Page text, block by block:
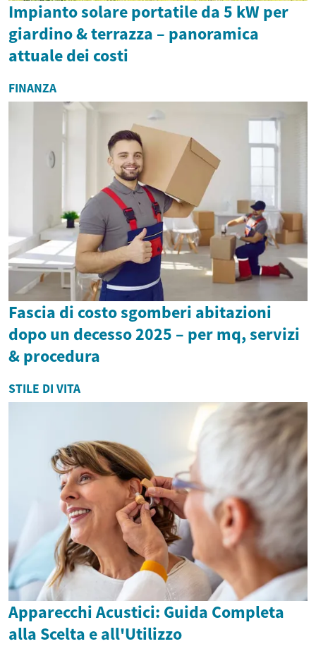
Impianto solare portatile da 5 kW per
giardino & terrazza – panoramica
attuale dei costi
FINANZA
Fascia di costo sgomberi abitazioni
dopo un decesso 2025 – per mq, servizi
& procedura
STILE DI VITA
Apparecchi Acustici: Guida Completa
alla Scelta e all'Utilizzo